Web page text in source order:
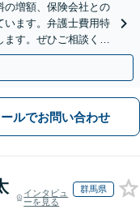
の増額、保険会社との
います。弁護士費用特
ます。ぜひご相談くだ
ールでお問い合わせ
インタビュ
ーを見る
群馬県